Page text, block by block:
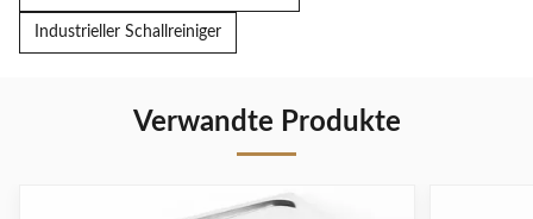
Industrieller Schallreiniger
Verwandte Produkte